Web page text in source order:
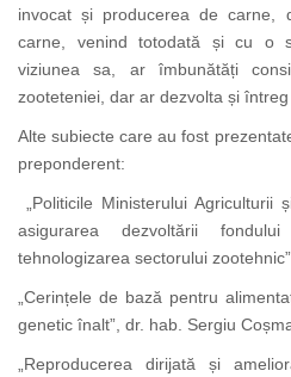
invocat și producerea de carne,
carne, venind totodată și cu o
viziunea sa, ar îmbunătăți
zooteteniei, dar ar dezvolta și
Alte subiecte care au fost
preponderent:
„Politicile Ministerului
asigurarea dezvoltării
tehnologizarea sectorului
„Cerințele de bază pentru
genetic înalt”, dr. hab. Sergiu
„Reproducerea dirijată și